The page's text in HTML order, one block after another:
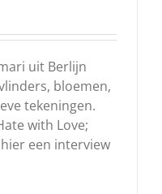
uit Berlijn
bloemen,
tekeningen.
with Love;
een interview